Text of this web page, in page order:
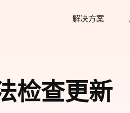
解决方案
检查更新